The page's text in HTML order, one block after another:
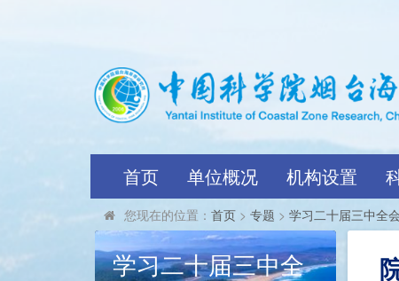
首页 单位概况 机构设置
您现在的位置： 首页 > 专题 > 学习二十届三中全
学习二十届三中全